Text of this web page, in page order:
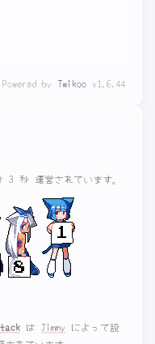
Powered by Twikoo v1.6.44
秒 運営されています。
は Jimmy によって設